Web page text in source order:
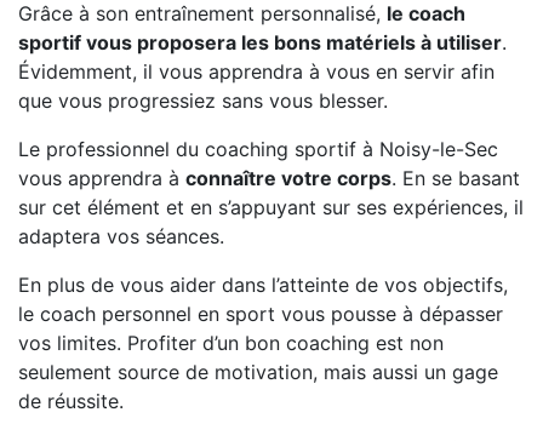
Grâce à son entraînement personnalisé, le coach
sportif vous proposera les bons matériels à utiliser.
Évidemment, il vous apprendra à vous en servir afin
que vous progressiez sans vous blesser.
Le professionnel du coaching sportif à Noisy-le-Sec
vous apprendra à connaître votre corps. En se basant
sur cet élément et en s’appuyant sur ses expériences, il
adaptera vos séances.
En plus de vous aider dans l’atteinte de vos objectifs,
le coach personnel en sport vous pousse à dépasser
vos limites. Profiter d’un bon coaching est non
seulement source de motivation, mais aussi un gage
de réussite.